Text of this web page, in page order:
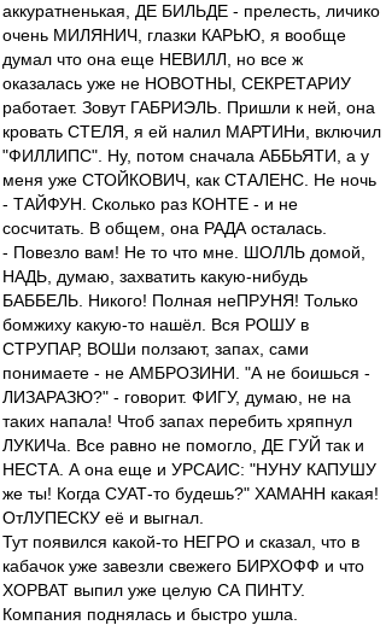
аккуратненькая, ДЕ БИЛЬДЕ - прелесть, личико
очень МИЛЯНИЧ, глазки КАРЬЮ, я вообще
думал что она еще НЕВИЛЛ, но все ж
оказалась уже не НОВОТНЫ, СЕКРЕТАРИУ
работает. Зовут ГАБРИЭЛЬ. Пришли к ней, она
кровать СТЕЛЯ, я ей налил МАРТИНи, включил
"ФИЛЛИПС". Ну, потом сначала АББЬЯТИ, а у
меня уже СТОЙКОВИЧ, как СТАЛЕНС. Не ночь
- ТАЙФУН. Сколько раз КОНТЕ - и не
сосчитать. В общем, она РАДА осталась.
- Повезло вам! Не то что мне. ШОЛЛЬ домой,
НАДЬ, думаю, захватить какую-нибудь
БАББЕЛЬ. Никого! Полная неПРУНЯ! Только
бомжиху какую-то нашёл. Вся РОШУ в
СТРУПАР, ВОШи ползают, запах, сами
понимаете - не АМБРОЗИНИ. "А не боишься -
ЛИЗАРАЗЮ?" - говорит. ФИГУ, думаю, не на
таких напала! Чтоб запах перебить хряпнул
ЛУКИЧа. Все равно не помогло, ДЕ ГУЙ так и
НЕСТА. А она еще и УРСАИС: "НУНУ КАПУШУ
же ты! Когда СУАТ-то будешь?" ХАМАНН какая!
ОтЛУПЕСКУ её и выгнал.
Тут появился какой-то НЕГРО и сказал, что в
кабачок уже завезли свежего БИРХОФФ и что
ХОРВАТ выпил уже целую СА ПИНТУ.
Компания поднялась и быстро ушла.